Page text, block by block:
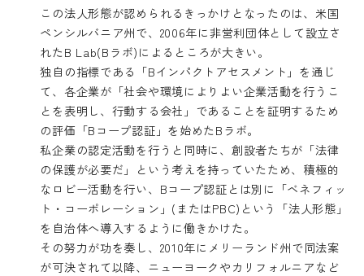
この法人形態が認められるきっかけとなったのは、米国
ペンシルバニア州で、2006年に非営利団体として設立さ
れたB Lab(Bラボ)によるところが大きい。
独自の指標である「Bインパクトアセスメント」を通じ
て、各企業が「社会や環境によりよい企業活動を行うこ
とを表明し、行動する会社」であることを証明するため
の評価「Bコープ認証」を始めたBラボ。
私企業の認定活動を行うと同時に、創設者たちが「法律
の保護が必要だ」という考えを持っていたため、積極的
なロビー活動を行い、Bコープ認証とは別に「ベネフィッ
ト・コーポレーション」(またはPBC)という「法人形態」
を自治体へ導入するように働きかけた。
その努力が功を奏し、2010年にメリーランド州で同法案
が可決されて以降、ニューヨークやカリフォルニアなど